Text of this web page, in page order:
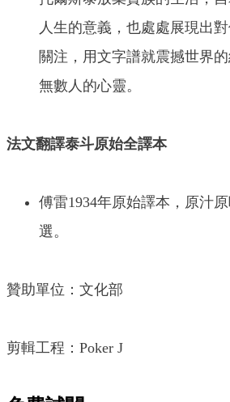
人生的意義，也處處展現出
關注，用文字譜就震撼世界
無數人的心靈。
法文翻譯泰斗原始全譯本
傅雷1934年原始譯本，原汁
選。
贊助單位：文化部
剪輯工程：Poker J